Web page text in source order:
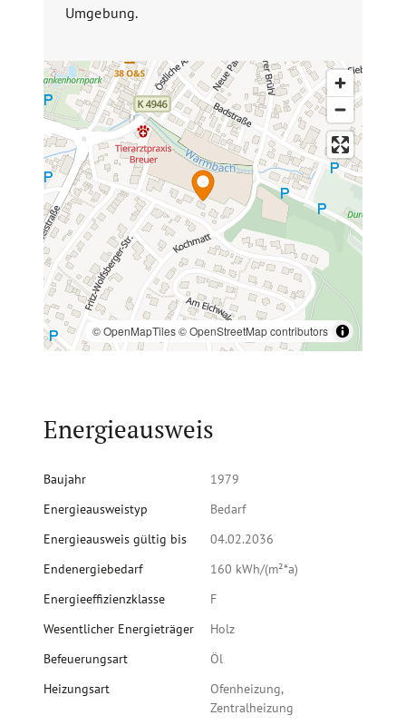
garantieren dauerhaft unverbaute
naturnahe Umgebung mit viel Freiraum.
Das Haus ist sofort bewohnbar, bietet
jedoch Potenzial für kleinere
Renovierungen – ideal, um eigene
Wohnideen umzusetzen und den Charakter
individuell zu gestalten.
Abgerundet wird das Angebot durch eine
Garage sowie einen zusätzlichen Stellplatz.
Eine seltene Gelegenheit in gefragter Lage
– das Haus steht zeitnah zum Verkauf und
bietet viel Potenzial für Eigennutzer oder
Investoren.
Umgebung.
© OpenMapTiles© OpenStreetMap contributors
Energieausweis
Baujahr
1979
Energieausweistyp
Bedarf
Energieausweis gültig bis
04.02.2036
Endenergiebedarf
160 kWh/(m²*a)
Energieeffizienzklasse
F
Wesentlicher Energieträger
Holz
Befeuerungsart
Öl
Heizungsart
Ofenheizung,
Zentralheizung